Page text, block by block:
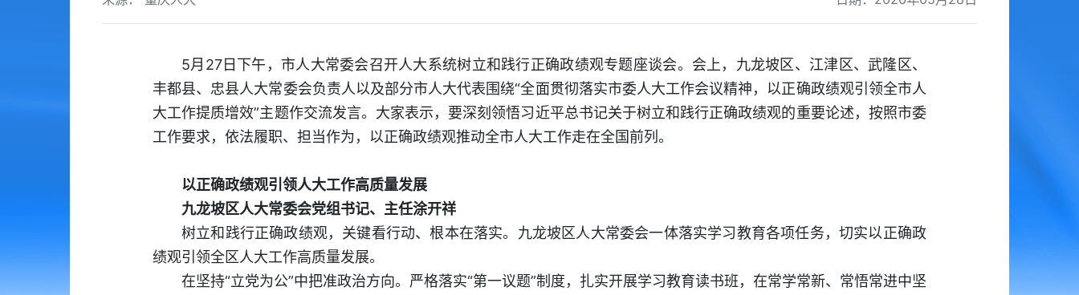
5月27日下午，市人大常委会召开人大系统树立和践行正确政绩观专题座谈会。会上，九龙坡区、江津区、武隆区、
丰都县、忠县人大常委会负责人以及部分市人大代表围绕“全面贯彻落实市委人大工作会议精神，以正确政绩观引领全市人
大工作提质增效”主题作交流发言。大家表示，要深刻领悟习近平总书记关于树立和践行正确政绩观的重要论述，按照市委
工作要求，依法履职、担当作为，以正确政绩观推动全市人大工作走在全国前列。
以正确政绩观引领人大工作高质量发展
九龙坡区人大常委会党组书记、主任涂开祥
树立和践行正确政绩观，关键看行动、根本在落实。九龙坡区人大常委会一体落实学习教育各项任务，切实以正确政
绩观引领全区人大工作高质量发展。
在坚持“立党为公”中把准政治方向。严格落实“第一议题”制度，扎实开展学习教育读书班，在常学常新、常悟常进中坚